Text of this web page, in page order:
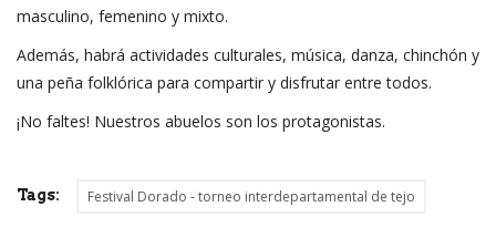
masculino, femenino y mixto.
Además, habrá actividades culturales, música, danza, chinchón y
una peña folklórica para compartir y disfrutar entre todos.
¡No faltes! Nuestros abuelos son los protagonistas.
Tags: Festival Dorado - torneo interdepartamental de tejo